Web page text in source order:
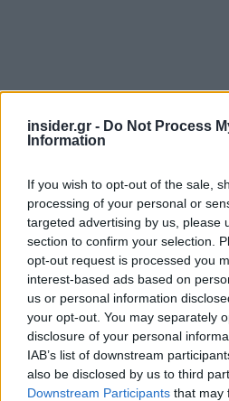
insider.gr - Do Not Process
Information
If you wish to opt-out of the sale,
processing of your personal or
targeted advertising by us, please
section to confirm your selection.
opt-out request is processed you
interest-based ads based on
us or personal information
your opt-out. You may separately
disclosure of your personal
IAB’s list of downstream
also be disclosed by us to third
Downstream Participants that may
«Μέσα από δράσεις όπως
θρησκευτικής μουσικής και
«έξυπνου» περιπτέρου
ιστορία τ​ης Πάτμου,
θρησκευτικότητα και
εμπειρίας​ ​που ​καθηλώνει​
τα τελευταία χρόνια »,
Αντιδήμαρχος Τουρισμού